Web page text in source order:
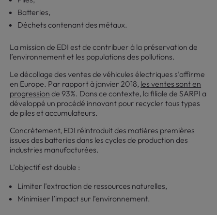
Batteries,
Déchets contenant des métaux.
La mission de EDI est de contribuer à la préservation de
l’environnement et les populations des pollutions.
Le décollage des ventes de véhicules électriques s’affirme
en Europe. Par rapport à janvier 2018, les ventes sont en
progression de 93%. Dans ce contexte, la filiale de SARPI a
développé un procédé innovant pour recycler tous types
de piles et accumulateurs.
Concrètement, EDI réintroduit des matières premières
issues des batteries dans les cycles de production des
industries manufacturées.
L’objectif est double :
Limiter l’extraction de ressources naturelles,
Minimiser l’impact sur l’environnement.